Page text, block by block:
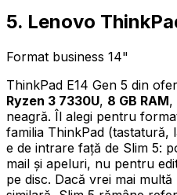
5. Lenovo
Format business 14"
ThinkPad E14 Gen 5 din
Ryzen 3 7330U, 8 GB RAM,
neagră. Îl alegi pentru
familia ThinkPad (tastatură,
e de intrare față de Slim 5:
mail și apeluri, nu pentru
pe disc. Dacă vrei mai